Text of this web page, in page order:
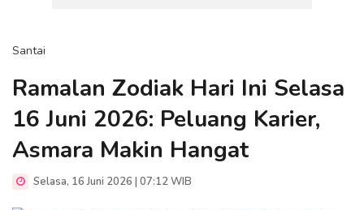
Santai
Ramalan Zodiak Hari Ini Selasa
16 Juni 2026: Peluang Karier,
Asmara Makin Hangat
Selasa, 16 Juni 2026 | 07:12 WIB